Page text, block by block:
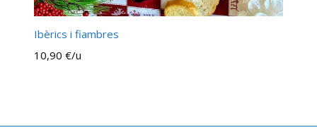
Ibèrics i fiambres
10,90 €/u